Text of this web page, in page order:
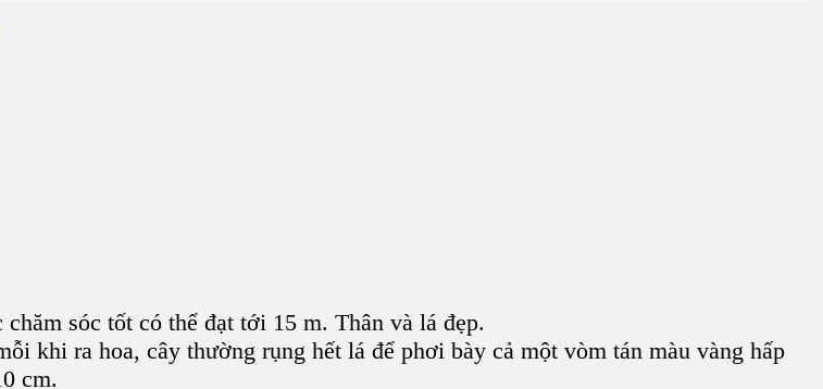
sóc tốt có thể đạt tới 15 m. Thân và lá đẹp.
khi ra hoa, cây thường rụng hết lá để phơi bày cả một vòm tán màu vàng hấp
cm.